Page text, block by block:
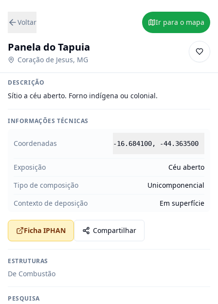
Voltar Ir para o mapa
Panela do Tapuia
Coração de Jesus, MG
DESCRIÇÃO
Sítio a céu aberto. Forno indígena ou colonial.
INFORMAÇÕES TÉCNICAS
Coordenadas -16.684100, -44.363500
Exposição
Céu aberto
Tipo de composição
Unicomponencial
Contexto de deposição
Em superfície
Ficha IPHAN Compartilhar
ESTRUTURAS
De Combustão
PESQUISA